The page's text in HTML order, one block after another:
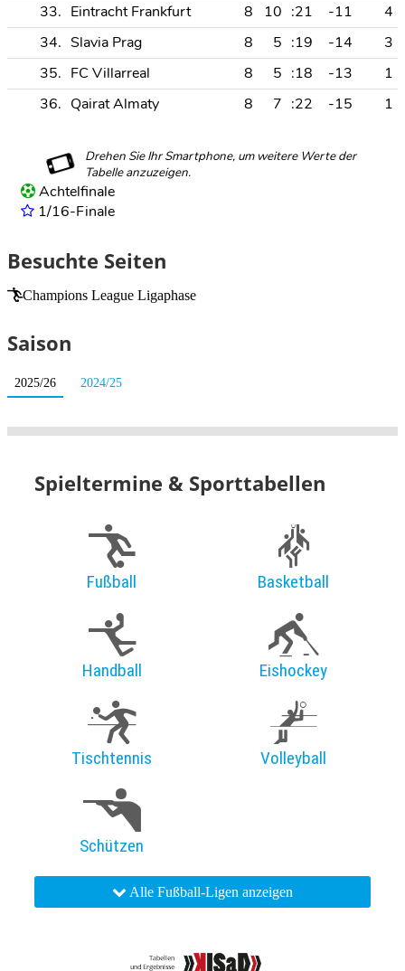
33. Eintracht Frankfurt 8 10 :21 -11
4
34. Slavia Prag 8 5 :19 -14
3
35. FC Villarreal 8 5 :18 -13
1
36. Qairat Almaty 8 7 :22 -15 1
Achtelfinale
1/16-Finale
Besuchte Seiten
Champions League Ligaphase
Saison
2025/26 2024/25
Spieltermine & Sporttabellen
Fußball Basketball
Handball Eishockey
Tischtennis Volleyball
Schützen
Alle Fußball-Ligen anzeigen